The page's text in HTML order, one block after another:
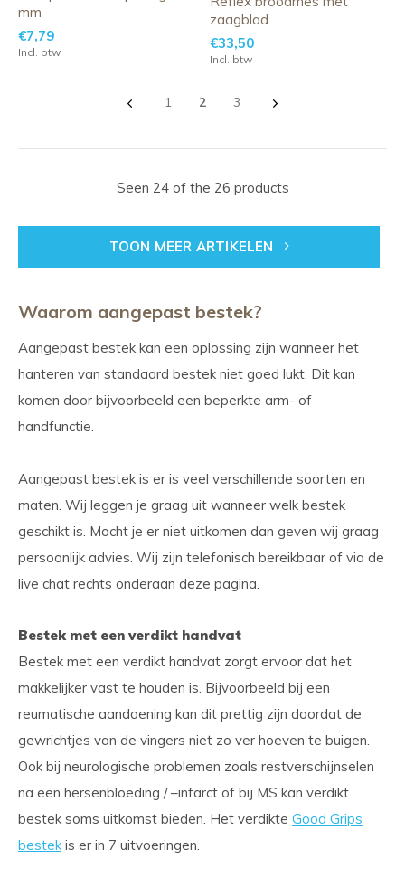
mm
€7,79
Incl. btw
zaagblad
€33,50
Incl. btw
1 2 3
Seen 24 of the 26 products
TOON MEER ARTIKELEN
Waarom aangepast bestek?
Aangepast bestek kan een oplossing zijn wanneer het
hanteren van standaard bestek niet goed lukt. Dit kan
komen door bijvoorbeeld een beperkte arm- of
handfunctie.
Aangepast bestek is er is veel verschillende soorten en
maten. Wij leggen je graag uit wanneer welk bestek
geschikt is. Mocht je er niet uitkomen dan geven wij graag
persoonlijk advies. Wij zijn telefonisch bereikbaar of via de
live chat rechts onderaan deze pagina.
Bestek met een verdikt handvat
Bestek met een verdikt handvat zorgt ervoor dat het
makkelijker vast te houden is. Bijvoorbeeld bij een
reumatische aandoening kan dit prettig zijn doordat de
gewrichtjes van de vingers niet zo ver hoeven te buigen.
Ook bij neurologische problemen zoals restverschijnselen
na een hersenbloeding / –infarct of bij MS kan verdikt
bestek soms uitkomst bieden. Het verdikte Good Grips
bestekis er in 7 uitvoeringen.